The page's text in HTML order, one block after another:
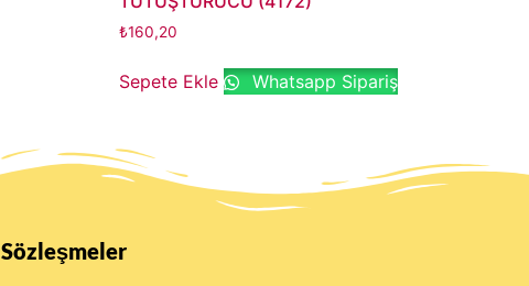
₺160,20
Sepete Ekle Whatsapp Sipariş
Sözleşmeler